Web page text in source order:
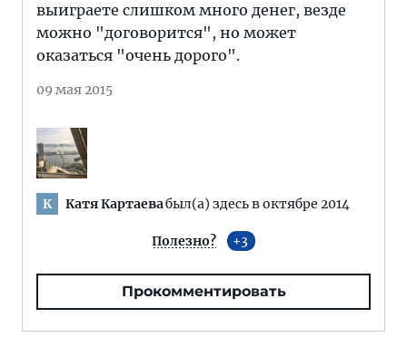
выиграете слишком много денег, везде
можно "договорится", но может
оказаться "очень дорого".
09 мая 2015
К Катя Картаевабыл(а) здесь в октябре 2014
Полезно? 3
Прокомментировать